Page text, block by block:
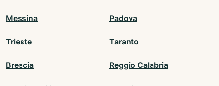
Messina Padova
Trieste Taranto
Brescia Reggio Calabria